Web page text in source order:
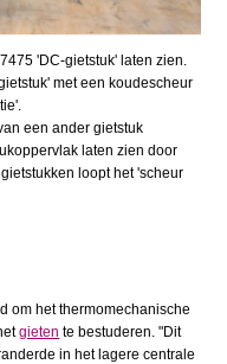
'DC-gietstuk' laten zien.
met een koudescheur
een ander gietstuk
laten zien door
loopt het 'scheur
om het thermomechanische
gieten te bestuderen. "Dit
in het lagere centrale